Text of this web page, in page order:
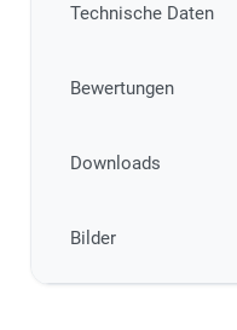
Technische Daten
Bewertungen
Downloads
Bilder